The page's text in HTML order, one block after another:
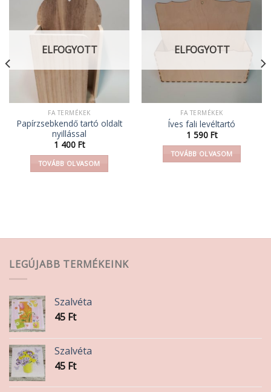
ELFOGYOTT
FA TERMÉKEK
Papírzsebkendő tartó oldalt
nyillással
1 400 Ft
TOVÁBB OLVASOM
ELFOGYOTT
FA TERMÉKEK
Íves fali levéltartó
1 590 Ft
TOVÁBB OLVASOM
LEGÚJABB TERMÉKEINK
Szalvéta
45 Ft
Szalvéta
45 Ft